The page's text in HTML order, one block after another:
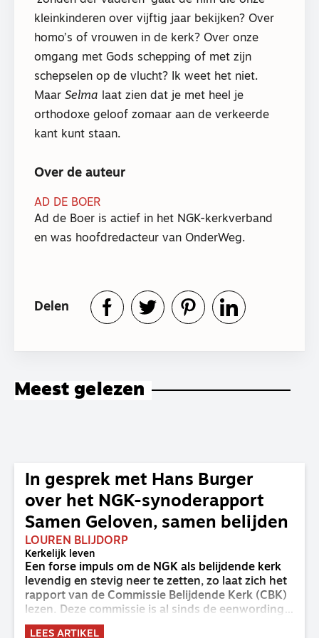
kleinkinderen over vijftig jaar bekijken? Over
homo’s of vrouwen in de kerk? Over onze
omgang met Gods schepping of met zijn
schepselen op de vlucht? Ik weet het niet.
Maar Selma laat zien dat je met heel je
orthodoxe geloof zomaar aan de verkeerde
kant kunt staan.
Over de auteur
AD DE BOER
Ad de Boer is actief in het NGK-kerkverband
en was hoofdredacteur van OnderWeg.
Delen
Meest gelezen
In gesprek met Hans Burger
over het NGK-synoderapport
Samen Geloven, samen belijden
LOUREN BLIJDORP
Kerkelijk leven
Een forse impuls om de NGK als belijdende kerk
levendig en stevig neer te zetten, zo laat zich het
rapport van de Commissie Belijdende Kerk (CBK)
lezen. Deze commissie is al sinds de eenwording
van de GKv en NGK actief en kreeg van de
LEES ARTIKEL